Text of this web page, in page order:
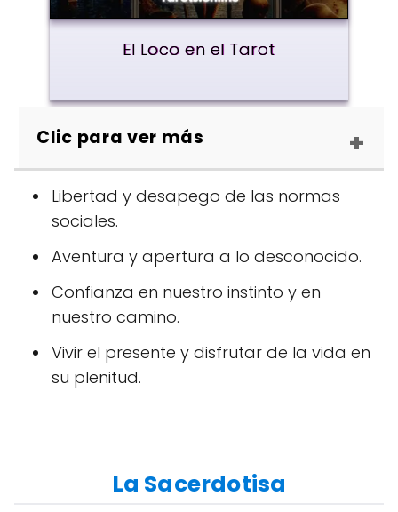
El Loco en el Tarot
Clic para ver más
Libertad y desapego de las normas
sociales.
Aventura y apertura a lo desconocido.
Confianza en nuestro instinto y en
nuestro camino.
Vivir el presente y disfrutar de la vida en
su plenitud.
La Sacerdotisa